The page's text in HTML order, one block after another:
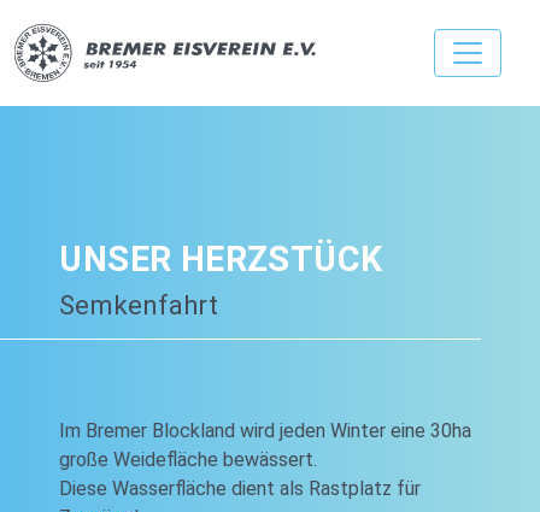
UNSER HERZSTÜCK
Semkenfahrt
Im Bremer Blockland wird jeden Winter eine 30ha
große Weidefläche bewässert.
Diese Wasserfläche dient als Rastplatz für